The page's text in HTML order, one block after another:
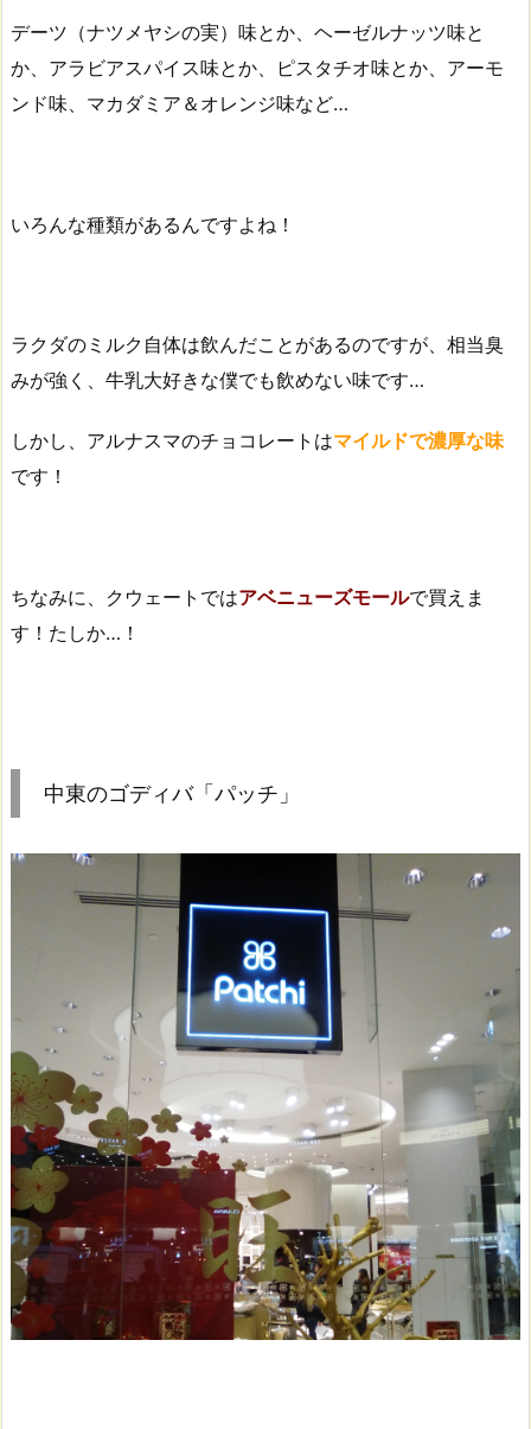
デーツ（ナツメヤシの実）味とか、ヘーゼルナッツ味と
か、アラビアスパイス味とか、ピスタチオ味とか、アーモ
ンド味、マカダミア＆オレンジ味など…
いろんな種類があるんですよね！
ラクダのミルク自体は飲んだことがあるのですが、相当臭
みが強く、牛乳大好きな僕でも飲めない味です…
しかし、アルナスマのチョコレートはマイルドで濃厚な味
です！
ちなみに、クウェートではアベニューズモールで買えま
す！たしか…！
中東のゴディバ「パッチ」